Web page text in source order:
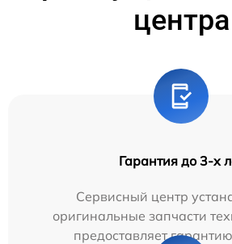
центра
Гарантия до 3-х
Сервисный центр
оригинальные запчасти
предоставляет